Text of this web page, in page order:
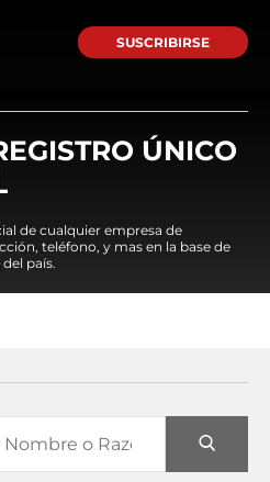
SUSCRIBIRSE
ÚNICO
de cualquier empresa de
teléfono, y mas en la base de
país.